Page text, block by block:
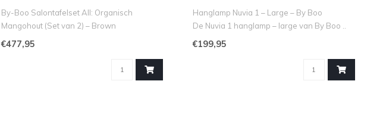
By-Boo Salontafelset All: Organisch
Mangohout (Set van 2) – Brown
Haal de nat..
€477,95
Hanglamp Nuvia 1 – Large – By Boo
De Nuvia 1 hanglamp – large van By Boo ..
€199,95